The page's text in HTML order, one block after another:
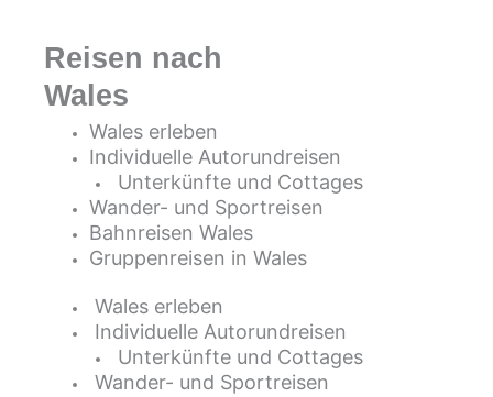
Reisen nach
Wales
Wales erleben
Individuelle Autorundreisen
Unterkünfte und Cottages
Wander- und Sportreisen
Bahnreisen Wales
Gruppenreisen in Wales
Wales erleben
Individuelle Autorundreisen
Unterkünfte und Cottages
Wander- und Sportreisen